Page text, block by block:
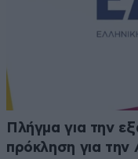
Πλήγμα για την
πρόκληση για